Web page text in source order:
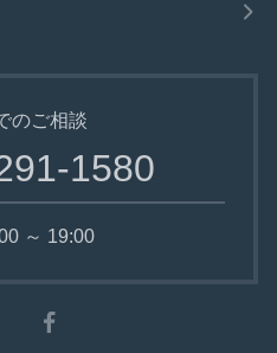
のご相談
1580
～ 19:00